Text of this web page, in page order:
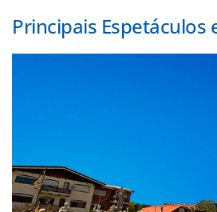
Principais Espetáculos